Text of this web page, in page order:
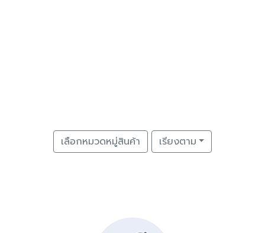
เลือกหมวดหมู่สินค้า เรียงตาม